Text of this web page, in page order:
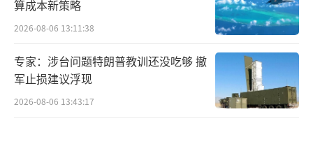
算成本新策略
2026-08-06 13:11:38
专家：涉台问题特朗普教训还没吃够 撤
军止损建议浮现
2026-08-06 13:43:17